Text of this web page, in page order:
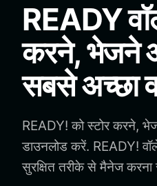
Bahasa Indonesia
ภาษาไทย
Español
Português (Brasil)
Español (Argentina)
READY
करने, भेजने
सबसे अच्छा
READY! को स्टोर करने,
डाउनलोड करें. READY!
सुरक्षित तरीके से मैनेज